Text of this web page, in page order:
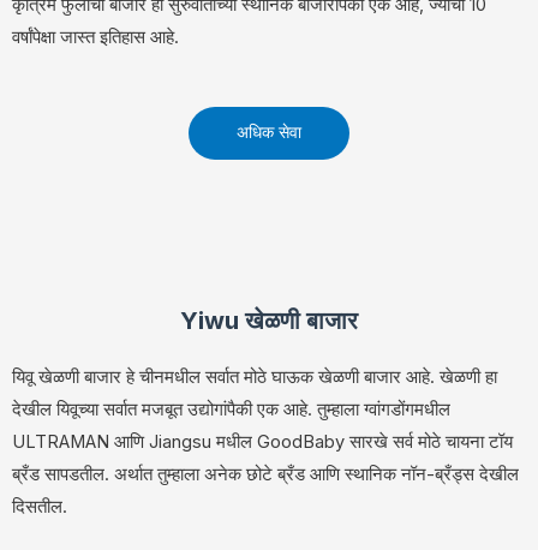
कृत्रिम फुलांचा बाजार हा सुरुवातीच्या स्थानिक बाजारांपैकी एक आहे, ज्याचा 10
वर्षांपेक्षा जास्त इतिहास आहे.
अधिक सेवा
Yiwu खेळणी बाजार
यिवू खेळणी बाजार हे चीनमधील सर्वात मोठे घाऊक खेळणी बाजार आहे. खेळणी हा
देखील यिवूच्या सर्वात मजबूत उद्योगांपैकी एक आहे. तुम्हाला ग्वांगडोंगमधील
ULTRAMAN आणि Jiangsu मधील GoodBaby सारखे सर्व मोठे चायना टॉय
ब्रँड सापडतील. अर्थात तुम्हाला अनेक छोटे ब्रँड आणि स्थानिक नॉन-ब्रँड्स देखील
दिसतील.